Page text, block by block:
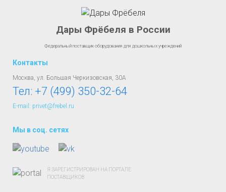
Дары Фрёбеля в России
Федеральный поставщик оборудования для дошкольных учреждений
Контакты
Москва, ул. Большая Черкизовская, 30А
Тел: +7 (499) 350-32-64
E-mail: privet@frebel.ru
Мы в соц. сетях
Я ЗАРЕГИСТРИРОВАН НА ПОРТАЛЕ
ПОСТАВЩИКОВ